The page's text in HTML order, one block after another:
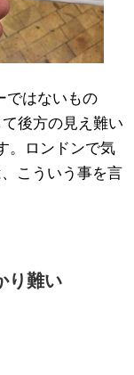
ではないもの
後方の見え難い
。ロンドンで気
こういう事を言
り難い